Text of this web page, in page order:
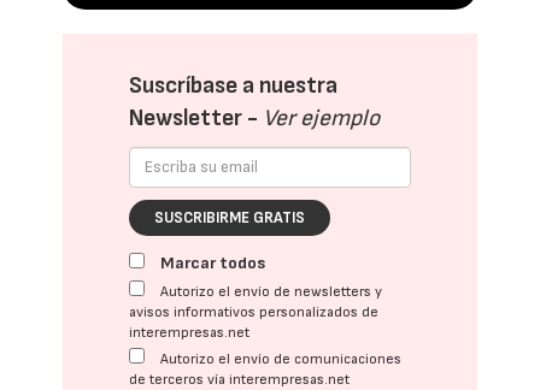
Suscríbase a nuestra
Newsletter - Ver ejemplo
SUSCRIBIRME GRATIS
Marcar todos
Autorizo el envío de newsletters y
avisos informativos personalizados de
interempresas.net
Autorizo el envío de comunicaciones
de terceros vía interempresas.net